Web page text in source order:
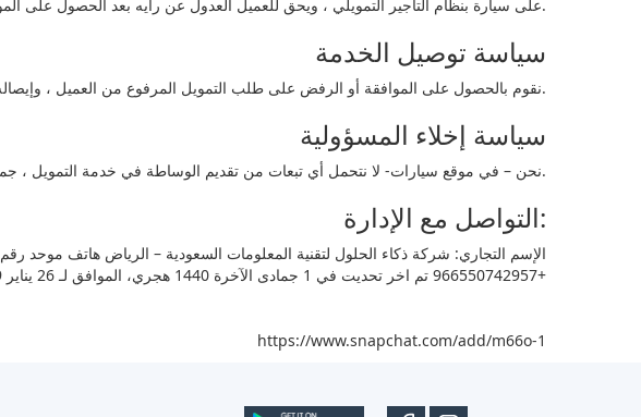
على سيارة بنظام التأجير التمويلي ، ويحق للعميل العدول عن رأيه بعد الحصول على الموافقة في أي وقت ما لم يوقع عقد التمويل مع جهة التمويل.
سياسة توصيل الخدمة
نقوم بالحصول على الموافقة أو الرفض على طلب التمويل المرفوع من العميل ، وإيصاله للعميل عبر وسائل التواصل سواء على الجوال أو بالإيميل.
سياسة إخلاء المسؤولية
نحن – في موقع سيارات- لا نتحمل أي تبعات من تقديم الوساطة في خدمة التمويل ، جميع التبعات تتحدد تبعا للعقد المبرم بين العميل والجهة مانحة التمويل ، ولا يعد موقع سيارات طرفا في هذه الاتفاقية.
التواصل مع الإدارة:
+966550742957 تم اخر تحديت في 1 جمادى الآخرة 1440 هجري، الموافق لـ 26 يناير 2019 ميلادي موقع سيارات
https://www.snapchat.com/add/m66o-1